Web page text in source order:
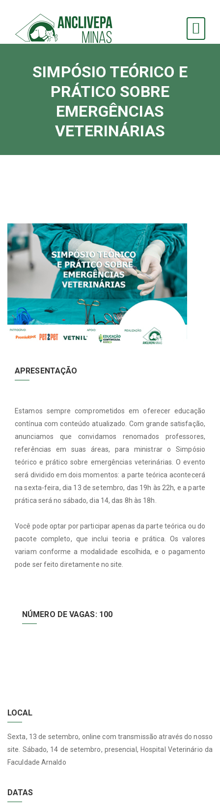
SIMPÓSIO TEÓRICO E
PRÁTICO SOBRE
EMERGÊNCIAS
VETERINÁRIAS
APRESENTAÇÃO
Estamos sempre comprometidos em oferecer educação
contínua com conteúdo atualizado. Com grande satisfação,
anunciamos que convidamos renomados professores,
referências em suas áreas, para ministrar o Simpósio
teórico e prático sobre emergências veterinárias. O evento
será dividido em dois momentos: a parte teórica acontecerá
na sexta-feira, dia 13 de setembro, das 19h às 22h, e a parte
prática será no sábado, dia 14, das 8h às 18h.
Você pode optar por participar apenas da parte teórica ou do
pacote completo, que inclui teoria e prática. Os valores
variam conforme a modalidade escolhida, e o pagamento
pode ser feito diretamente no site.
NÚMERO DE VAGAS: 100
LOCAL
Sexta, 13 de setembro, online com transmissão através do nosso
site. Sábado, 14 de setembro, presencial, Hospital Veterinário da
Faculdade Arnaldo
DATAS